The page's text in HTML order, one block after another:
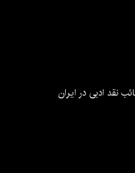
نقد ادبی در ایران